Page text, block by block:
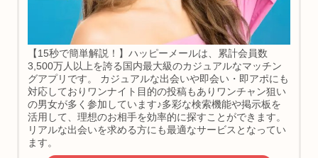
【15秒で簡単解説！】ハッピーメールは、累計会員数
3,500万人以上を誇る国内最大級のカジュアルなマッチン
グアプリです。 カジュアルな出会いや即会い・即アポにも
対応しておりワンナイト目的の投稿もありワンチャン狙い
の男女が多く参加しています♪多彩な検索機能や掲示板を
活用して、理想のお相手を効率的に探すことができます。
リアルな出会いを求める方にも最適なサービスとなってい
ます。